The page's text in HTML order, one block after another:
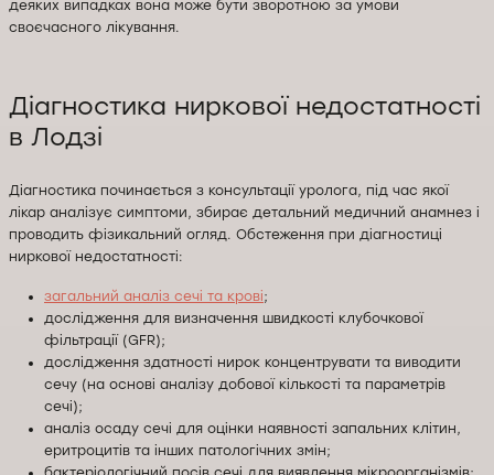
деяких випадках вона може бути зворотною за умови
своєчасного лікування.
Діагностика ниркової недостатності
в Лодзі
Діагностика починається з консультації уролога, під час якої
лікар аналізує симптоми, збирає детальний медичний анамнез і
проводить фізикальний огляд. Обстеження при діагностиці
ниркової недостатності:
загальний аналіз сечі та крові;
дослідження для визначення швидкості клубочкової
фільтрації (GFR);
дослідження здатності нирок концентрувати та виводити
сечу (на основі аналізу добової кількості та параметрів
сечі);
аналіз осаду сечі для оцінки наявності запальних клітин,
еритроцитів та інших патологічних змін;